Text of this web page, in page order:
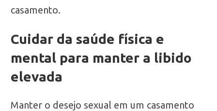
casamento.
Cuidar da saúde física e
mental para manter a libido
elevada
Manter o desejo sexual em um casamento